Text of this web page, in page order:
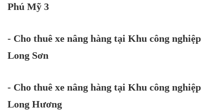
Phú Mỹ 3
- Cho thuê xe nâng hàng tại Khu công nghiệp
Long Sơn
- Cho thuê xe nâng hàng tại Khu công nghiệp
Long Hương